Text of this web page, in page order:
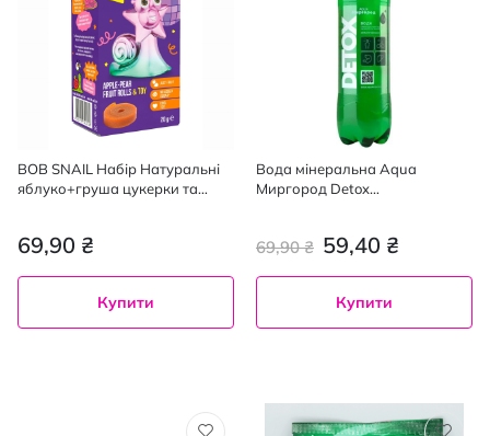
BOB SNAIL Набір Натуральні
яблуко+груша цукерки та
69,90 ₴
Купити
Вода мінеральна Aqua
Миргород Detox
59,40 ₴
69,90 ₴
Купити